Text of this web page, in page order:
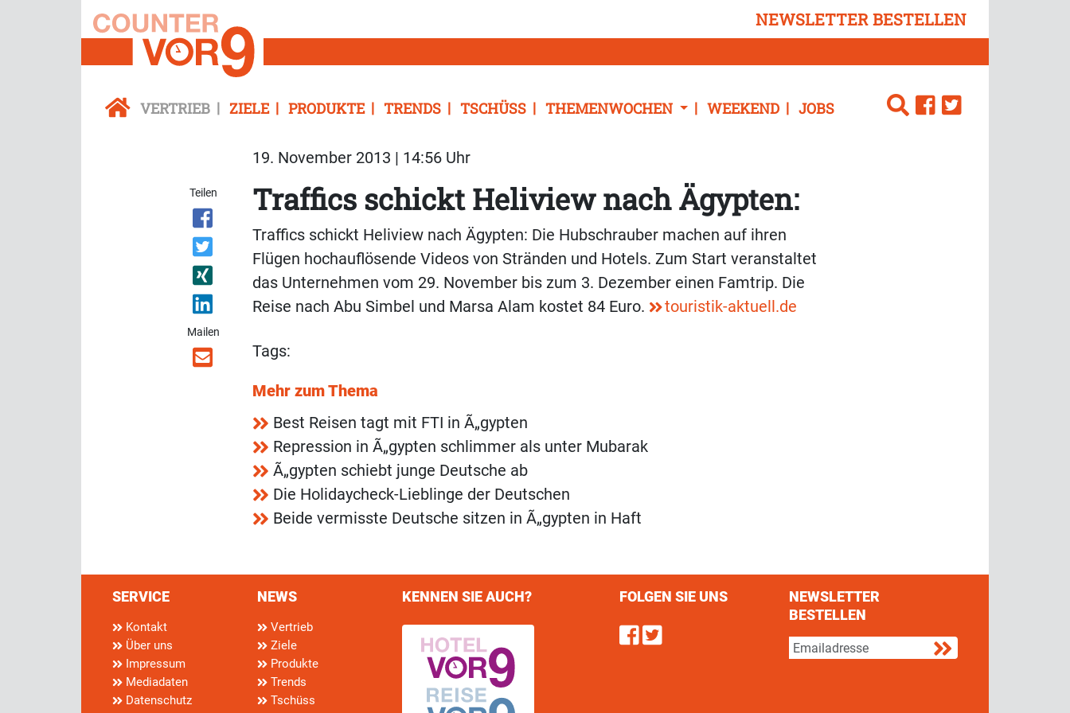
NEWSLETTER BESTELLEN
VERTRIEB ZIELE PRODUKTE TRENDS TSCHÜSS THEMENWOCHEN WEEKEND JOBS
19. November 2013 | 14:56 Uhr
Teilen
Mailen
Traffics schickt Heliview nach Ägypten:
Traffics schickt Heliview nach Ägypten: Die Hubschrauber machen auf ihren
Flügen hochauflösende Videos von Stränden und Hotels. Zum Start veranstaltet
das Unternehmen vom 29. November bis zum 3. Dezember einen Famtrip. Die
Reise nach Abu Simbel und Marsa Alam kostet 84 Euro.
touristik-aktuell.de
Tags:
Mehr zum Thema
Best Reisen tagt mit FTI in Ã„gypten
Repression in Ã„gypten schlimmer als unter Mubarak
Ã„gypten schiebt junge Deutsche ab
Die Holidaycheck-Lieblinge der Deutschen
Beide vermisste Deutsche sitzen in Ã„gypten in Haft
SERVICE
Kontakt
Über uns
Impressum
Mediadaten
Datenschutz
NEWS
Vertrieb
Ziele
Produkte
Trends
Tschüss
KENNEN SIE AUCH? FOLGEN SIE UNS
Find us on Facebook
Follow us on Twitter
NEWSLETTER
BESTELLEN